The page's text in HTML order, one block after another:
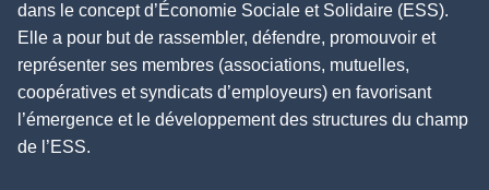
dans le concept d’Économie Sociale et Solidaire (ESS).
Elle a pour but de rassembler, défendre, promouvoir et
représenter ses membres (associations, mutuelles,
coopératives et syndicats d’employeurs) en favorisant
l’émergence et le développement des structures du champ
de l’ESS.